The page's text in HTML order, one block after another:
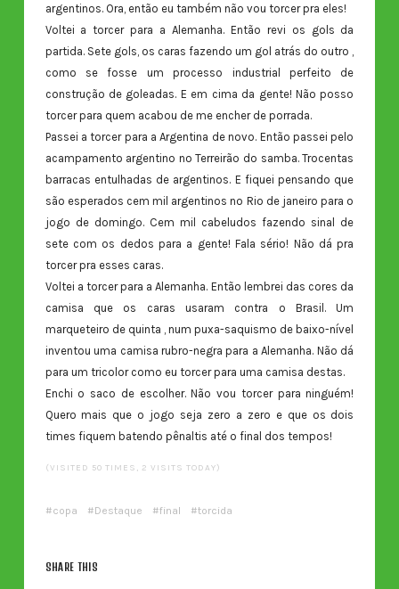
argentinos. Ora, então eu também não vou torcer pra eles!
Voltei a torcer para a Alemanha. Então revi os gols da
partida. Sete gols, os caras fazendo um gol atrás do outro ,
como se fosse um processo industrial perfeito de
construção de goleadas. E em cima da gente! Não posso
torcer para quem acabou de me encher de porrada.
Passei a torcer para a Argentina de novo. Então passei pelo
acampamento argentino no Terreirão do samba. Trocentas
barracas entulhadas de argentinos. E fiquei pensando que
são esperados cem mil argentinos no Rio de janeiro para o
jogo de domingo. Cem mil cabeludos fazendo sinal de
sete com os dedos para a gente! Fala sério! Não dá pra
torcer pra esses caras.
Voltei a torcer para a Alemanha. Então lembrei das cores da
camisa que os caras usaram contra o Brasil. Um
marqueteiro de quinta , num puxa-saquismo de baixo-nível
inventou uma camisa rubro-negra para a Alemanha. Não dá
para um tricolor como eu torcer para uma camisa destas.
Enchi o saco de escolher. Não vou torcer para ninguém!
Quero mais que o jogo seja zero a zero e que os dois
times fiquem batendo pênaltis até o final dos tempos!
(VISITED 50 TIMES, 2 VISITS TODAY)
copa Destaque final torcida
SHARE THIS